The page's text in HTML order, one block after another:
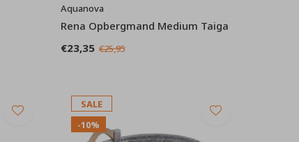
Aquanova
Rena Opbergmand Medium Taiga
€23,35 €25,95
SALE
-10%